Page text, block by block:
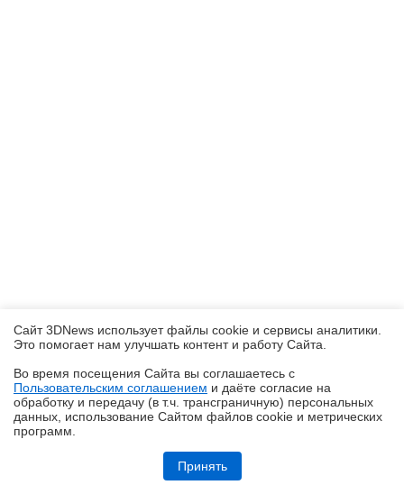
Обзор смартфона HUAWEI Pura 90s Pro Max: красота повсюду
Сайт 3DNews использует файлы cookie и сервисы аналитики.
Это помогает нам улучшать контент и работу Cайта.
Во время посещения Cайта вы соглашаетесь с
Пользовательским соглашением и даёте согласие на
обработку и передачу (в т.ч. трансграничную) персональных
данных, использование Cайтом файлов cookie и метрических
программ.
Принять